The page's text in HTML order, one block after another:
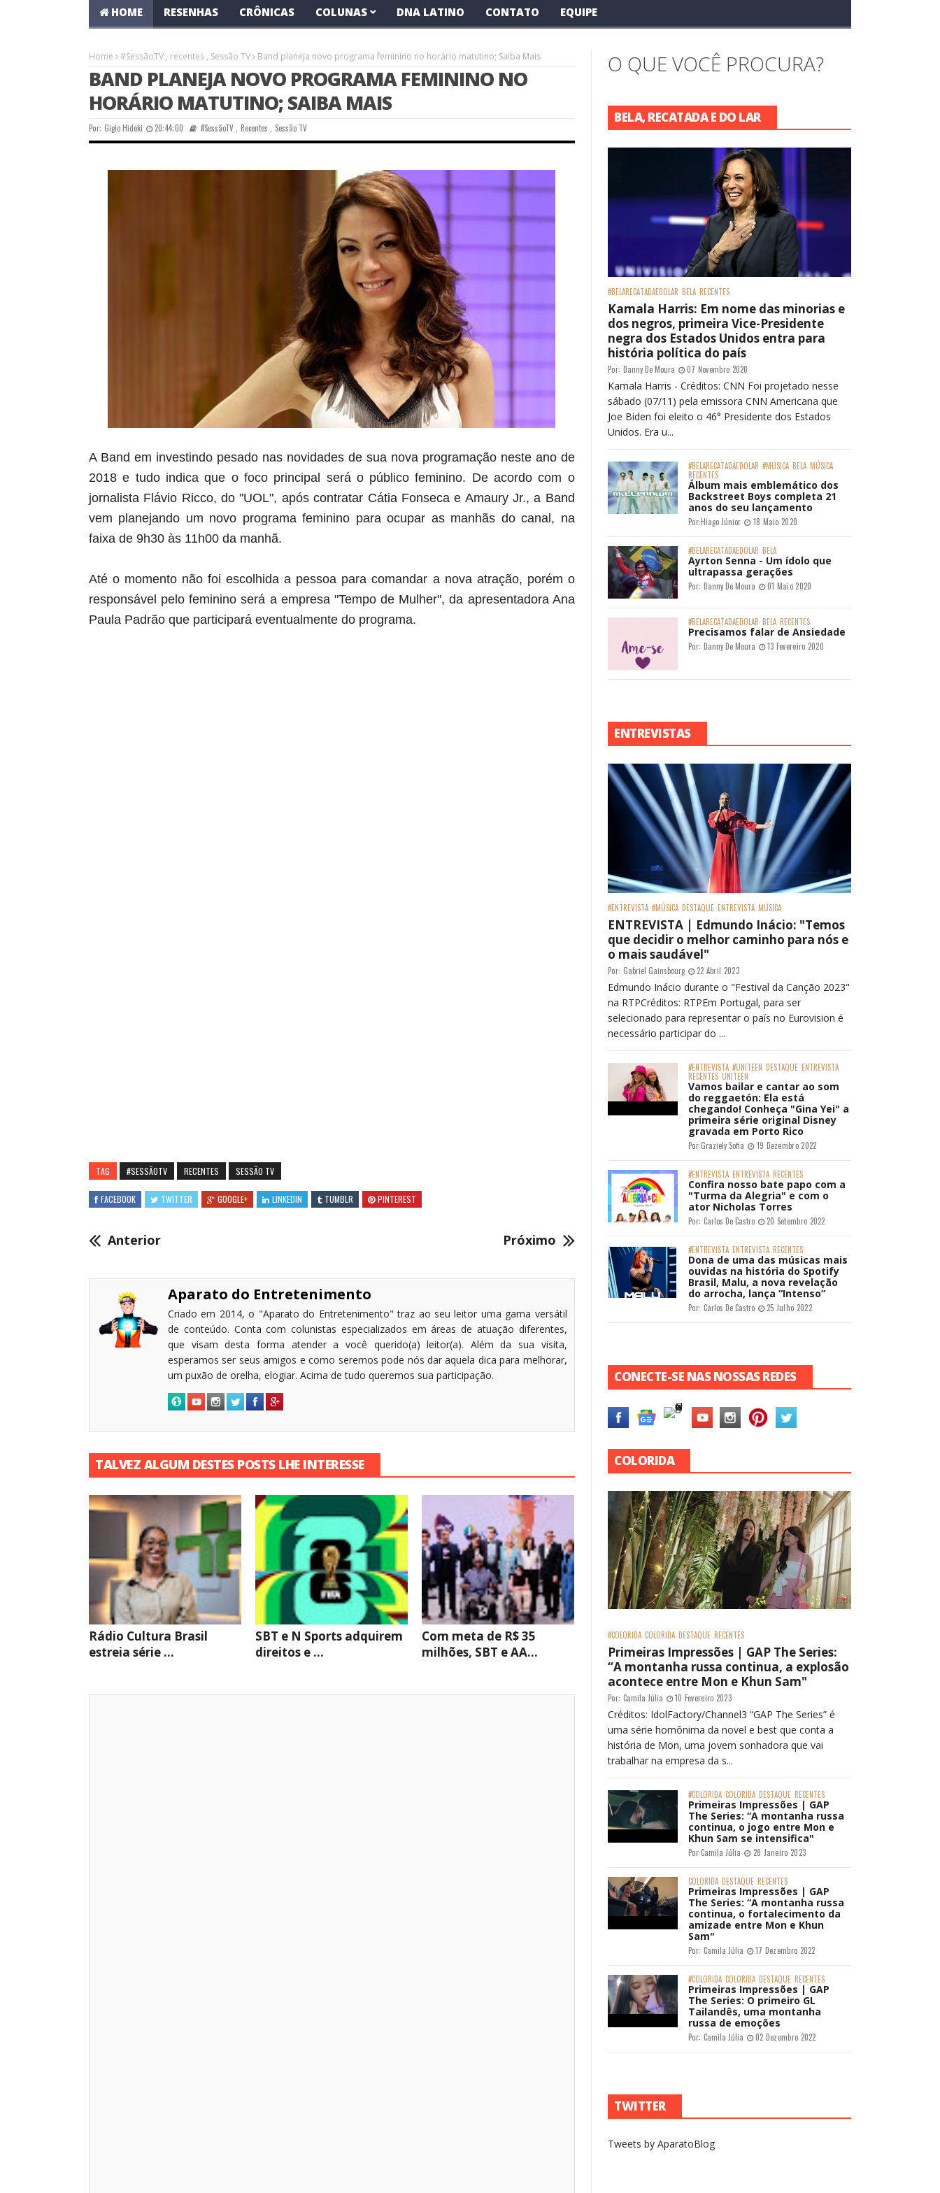
HOME RESENHAS CRÔNICAS COLUNAS DNA LATINO CONTATO EQUIPE
Home #SessãoTV , recentes , Sessão TV Band planeja novo programa feminino no horário matutino; Saiba Mais
BAND PLANEJA NOVO PROGRAMA FEMININO NO
HORÁRIO MATUTINO; SAIBA MAIS
Por: Gigio Hideki 20:44:00 #SessãoTV ,Recentes Sessão TV
A Band em investindo pesado nas novidades de sua nova programação neste ano de
2018 e tudo indica que o foco principal será o público feminino. De acordo com o
jornalista Flávio Ricco, do "UOL", após contratar Cátia Fonseca e Amaury Jr., a Band
vem planejando um novo programa feminino para ocupar as manhãs do canal, na
faixa de 9h30 às 11h00 da manhã.
Até o momento não foi escolhida a pessoa para comandar a nova atração, porém o
responsável pelo feminino será a empresa "Tempo de Mulher", da apresentadora Ana
Paula Padrão que participará eventualmente do programa.
TAG #SESSÃOTV RECENTES SESSÃO TV
FACEBOOK TWITTER GOOGLE+ LINKEDIN TUMBLR PINTEREST
Anterior Próximo
Aparato do Entretenimento
Criado em 2014, o "Aparato do Entretenimento" traz ao seu leitor uma gama versátil
de conteúdo. Conta com colunistas especializados em áreas de atuação diferentes,
que visam desta forma atender a você querido(a) leitor(a). Além da sua visita,
esperamos ser seus amigos e como seremos pode nós dar aquela dica para melhorar,
um puxão de orelha, elogiar. Acima de tudo queremos sua participação.
TALVEZ ALGUM DESTES POSTS LHE INTERESSE
Rádio Cultura Brasil
estreia série ...
SBT e N Sports adquirem
direitos e ...
Com meta de R$ 35
milhões, SBT e AA...
O QUE VOCÊ PROCURA?
BELA, RECATADA E DO LAR
#BELARECATADAEDOLAR BELA RECENTES
Kamala Harris: Em nome das minorias e
dos negros, primeira Vice-Presidente
negra dos Estados Unidos entra para
história política do país
Por: Danny De Moura 07 Novembro 2020
Kamala Harris - Créditos: CNN Foi projetado nesse
sábado (07/11) pela emissora CNN Americana que
Joe Biden foi eleito o 46° Presidente dos Estados
Unidos. Era u...
#BELARECATADAEDOLAR #MÚSICA BELA MÚSICA
RECENTES
Álbum mais emblemático dos
Backstreet Boys completa 21
anos do seu lançamento
Por:Hiago Júnior 18 Maio 2020
#BELARECATADAEDOLAR BELA
Ayrton Senna - Um ídolo que
ultrapassa gerações
Por: Danny De Moura 01 Maio 2020
#BELARECATADAEDOLAR BELA RECENTES
Precisamos falar de Ansiedade
Por: Danny De Moura 13 Fevereiro 2020
ENTREVISTAS
#ENTREVISTA #MÚSICA DESTAQUE ENTREVISTA MÚSICA
ENTREVISTA | Edmundo Inácio: "Temos
que decidir o melhor caminho para nós e
o mais saudável"
Por: Gabriel Gainsbourg 22 Abril 2023
Edmundo Inácio durante o "Festival da Canção 2023"
na RTPCréditos: RTPEm Portugal, para ser
selecionado para representar o país no Eurovision é
necessário participar do ...
#ENTREVISTA #UNITEEN DESTAQUE ENTREVISTA
RECENTES UNITEEN
Vamos bailar e cantar ao som
do reggaetón: Ela está
chegando! Conheça "Gina Yei" a
primeira série original Disney
gravada em Porto Rico
Por:Graziely Sofia 19 Dezembro 2022
#ENTREVISTA ENTREVISTA RECENTES
Confira nosso bate papo com a
"Turma da Alegria" e com o
ator Nicholas Torres
Por: Carlos De Castro 20 Setembro 2022
#ENTREVISTA ENTREVISTA RECENTES
Dona de uma das músicas mais
ouvidas na história do Spotify
Brasil, Malu, a nova revelação
do arrocha, lança “Intenso”
Por: Carlos De Castro 25 Julho 2022
CONECTE-SE NAS NOSSAS REDES
COLORIDA
#COLORIDA COLORIDA DESTAQUE RECENTES
Primeiras Impressões | GAP The Series:
“A montanha russa continua, a explosão
acontece entre Mon e Khun Sam"
Por: Camila Júlia 10 Fevereiro 2023
Créditos: IdolFactory/Channel3 “GAP The Series” é
uma série homônima da novel e best que conta a
história de Mon, uma jovem sonhadora que vai
trabalhar na empresa da s...
#COLORIDA COLORIDA DESTAQUE RECENTES
Primeiras Impressões | GAP
The Series: “A montanha russa
continua, o jogo entre Mon e
Khun Sam se intensifica"
Por:Camila Júlia 28 Janeiro 2023
COLORIDA DESTAQUE RECENTES
Primeiras Impressões | GAP
The Series: “A montanha russa
continua, o fortalecimento da
amizade entre Mon e Khun
Sam"
Por: Camila Júlia 17 Dezembro 2022
#COLORIDA COLORIDA DESTAQUE RECENTES
Primeiras Impressões | GAP
The Series: O primeiro GL
Tailandês, uma montanha
russa de emoções
Por: Camila Júlia 02 Dezembro 2022
TWITTER
Tweets by AparatoBlog